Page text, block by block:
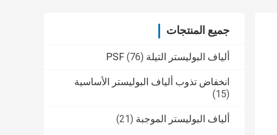
جميع المنتجات
ألياف البوليستر التيلة PSF (76)
انخفاض تذوب ألياف البوليستر الأساسية
(15)
ألياف البوليستر الموجبة (21)